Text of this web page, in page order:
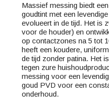
Massief messing biedt
goudtint met een
evolueert in de tijd. Het is
voor de houder) en
op contactzones na 5 tot
heeft een koudere,
de tijd zonder patina. Het
tegen zure
messing voor een
goud PVD voor een
onderhoud.